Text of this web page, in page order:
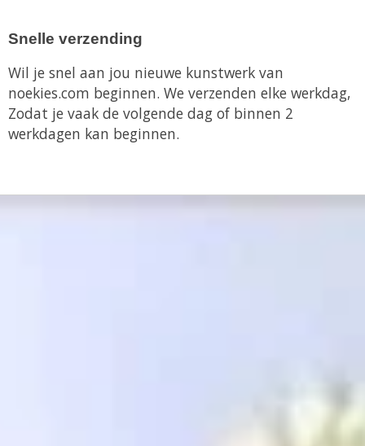
Snelle verzending
Wil je snel aan jou nieuwe kunstwerk van
noekies.com beginnen. We verzenden elke werkdag,
Zodat je vaak de volgende dag of binnen 2
werkdagen kan beginnen.